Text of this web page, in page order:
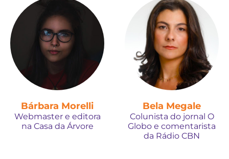
Bárbara Morelli
Webmaster e editora
na Casa da Árvore
Bela Megale
Colunista do jornal O
Globo e comentarista
da Rádio CBN